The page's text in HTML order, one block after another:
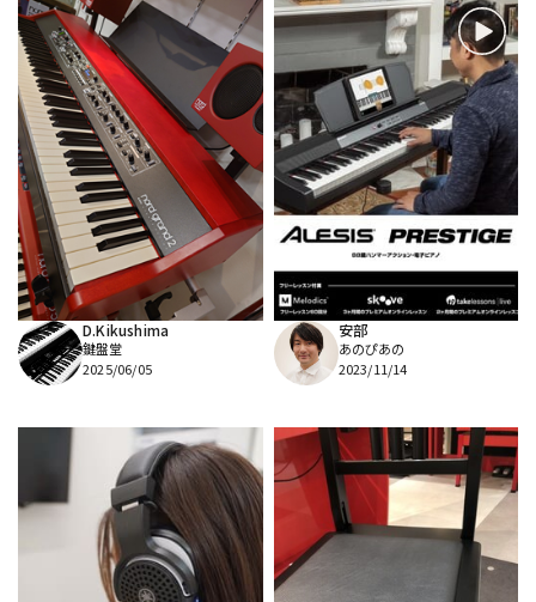
アンプ エフェクター
DJ機器 DTM
DTM オンライン納品 レコーディング機器
配信/ライブ機器 楽器アクセサリ
中古 ヴィンテージ
D.Kikushima
鍵盤堂
2025/06/05
安部
あのぴあの
2023/11/14